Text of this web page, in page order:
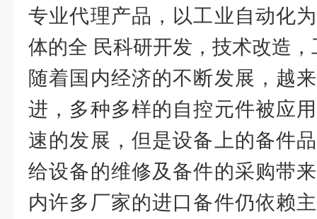
专业代理产品，以工业自动化
体的全 民科研开发，技术改造
随着国内经济的不断发展，越
进，多种多样的自控元件被应
速的发展，但是设备上的备件
给设备的维修及备件的采购带
内许多厂家的进口备件仍依赖